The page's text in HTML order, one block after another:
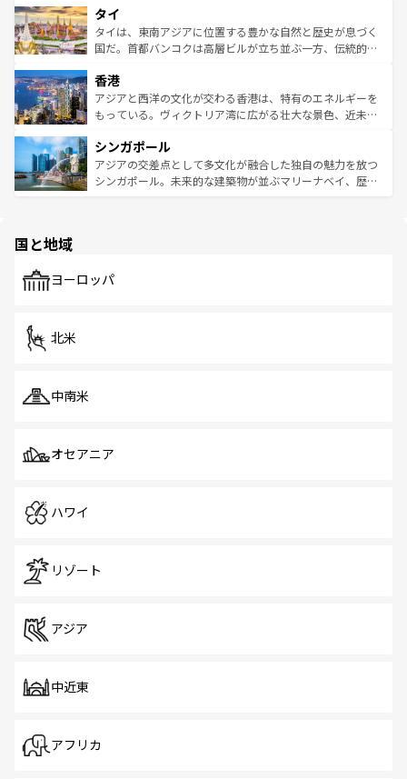
リティに包まれながら、韓国の多彩な魅力を心ゆくまで味
わってみてほしい。 なお、新着の韓国情報はコンテンツ一
覧を参照してほしい。
急速な発展と共に伝統が息づく。ハノイの古い町並みやホ
ーチミン市のフランス統治時代の建物も、独特の雰囲気を
醸し出している。また、バラエティの豊かさとおいしさで
とつ。フォーやバインミー、ベトナムコーヒーなどは、ぜ
ひ現地で味わいたい。どの地域を訪れてもあたたかい人々
が旅行者を迎えてくれるので、きっと忘れられない旅にな
参照してほしい。
タイ
タイは、東南アジアに位置する豊かな自然と歴史が息づく
国だ。首都バンコクは高層ビルが立ち並ぶ一方、伝統的な
の活気が交差している。北部ではチェンマイなどの山岳地
帯で自然と触れ合い、南部ではプーケットやクラビの美し
いビーチでリゾート気分を楽しむことができる。タイ料理
激する。気候は一年中温暖で、どの季節にも異なる楽しみ
が待っている。親しみやすいタイの人々、仏教を中心とし
た文化、そして多様な観光資源が、訪れる旅人を魅了し続
香港
アジアと西洋の文化が交わる香港は、特有のエネルギーを
もっている。ヴィクトリア湾に広がる壮大な景色、近未来
み、どこを訪れても感動するはず。観光スポットが密集し
ており、効率よく見どころを回れるのも魅力。息をのむよ
うな絶景から文化的な体験まで、香港を存分に楽しみ尽く
シンガポール
アジアの交差点として多文化が融合した独自の魅力を放つ
シンガポール。未来的な建築物が並ぶマリーナベイ、歴史
で、ホーカーズは地元の風情を楽しめる外せないスポット
国と地域
ヨーロッパ
北米
中南米
オセアニア
ハワイ
リゾート
アジア
中近東
アフリカ